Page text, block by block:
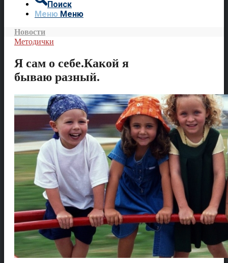
Поиск
Меню Меню
Новости
Методички
Я сам о себе.Какой я
бываю разный.